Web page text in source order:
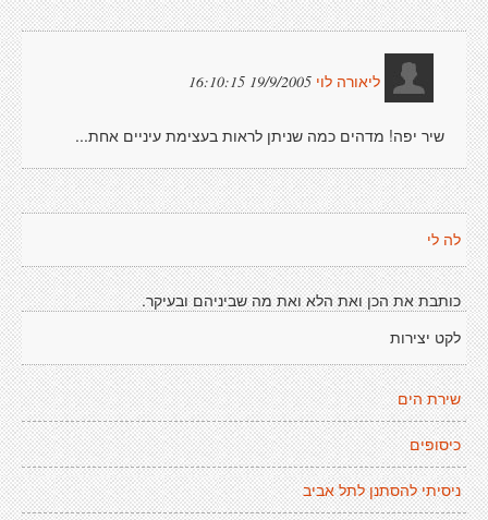
ליאורה לוי 19/9/2005 16:10:15
שיר יפה! מדהים כמה שניתן לראות בעצימת עיניים אחת...
לה לי
כותבת את הכן ואת הלא ואת מה שביניהם ובעיקר.
לקט יצירות
שירת הים
כיסופים
ניסיתי להסתנן לתל אביב